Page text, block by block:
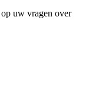
uw vragen over